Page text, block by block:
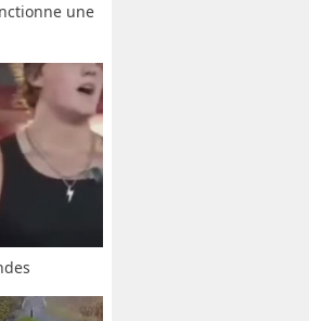
une